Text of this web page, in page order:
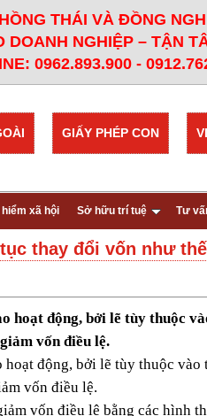
THÁI VÀ ĐỒNG
NGHIỆP – TẬN
0962.893.900 -
GIẤY PHÉP CON
hiểm xã hội Sở hữu trí tuệ Tư
thay đổi vốn như
hoạt động, bởi lẽ tùy thuộc
vốn điều lệ.
động, bởi lẽ tùy thuộc vào
vốn điều lệ.
vốn điều lệ bằng các hình